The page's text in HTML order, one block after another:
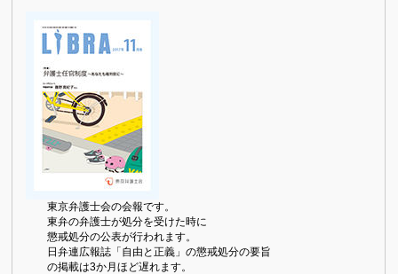
東京弁護士会の会報です。
東弁の弁護士が処分を受けた時に
懲戒処分の公表が行われます。
日弁連広報誌「自由と正義」の懲戒処分の要旨
の掲載は3か月ほど遅れます。